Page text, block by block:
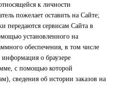
к личности
пожелает оставить на Сайте;
передаются сервисам Сайта в
установленного на
обеспечения, в том числе
о браузере
с помощью которой
сведения об истории заказов на